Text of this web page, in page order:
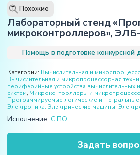
T Похожие
Лабораторный стенд
микроконтроллеров»,
Помощь в подготовке конкурсной
Категории: Вычислительная и
Вычислительная и микропроцессорная
периферийные устройства вычислительных
систем, Микроконтроллеры и
Программируемые логические
Электроника. Электрические машины.
Исполнение: С ПО
Задать